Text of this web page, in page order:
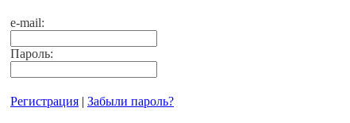
e-mail:
Пароль:
Регистрация | Забыли пароль?